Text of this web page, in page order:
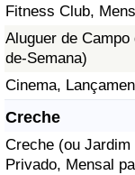
Fitness Club,
Aluguer de
de-Semana)
Cinema,
Creche
Creche (ou
Privado, Mensal